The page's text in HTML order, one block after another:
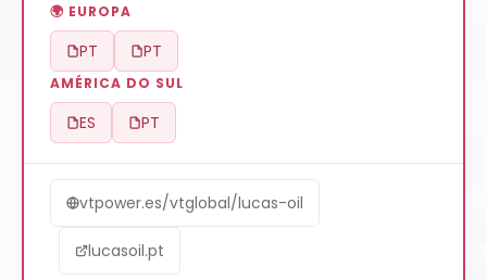
🌍 EUROPA
PT PT
AMÉRICA DO SUL
ES PT
vtpower.es/vtglobal/lucas-oil
lucasoil.pt